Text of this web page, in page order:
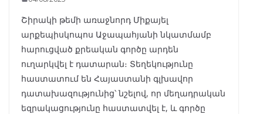
Շիրակի թեմի առաջնորդ Միքայել
արքեպիսկոպոս Աջապահյանի նկատմամբ
հարուցված քրեական գործը արդեն
ուղարկվել է դատարան։ Տեղեկությունը
հաստատում են Հայաստանի գլխավոր
դատախազությունից՝ նշելով, որ մեղադրական
եզրակացությունը հաստատվել է, և գործը